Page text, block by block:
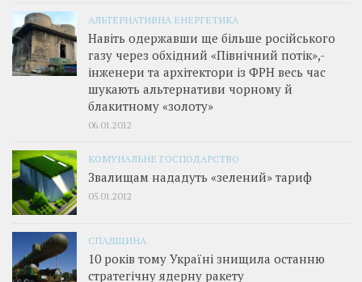
АЛЬТЕРНАТИВНА ЕНЕРГЕТИКА
Навіть одержавши ще більше російського
газу через обхідний «Північний потік»,­
інженери та архітектори із ФРН весь час
шукають альтернативи чорному й
блакитному «золоту»
06.01.2012
КОМУНАЛЬНЕ ГОСПОДАРСТВО
Звалищам нададуть «зелений» тариф
05.01.2012
СПАДЩИНА
10 років тому Україні знищила останню
стратегічну ядерну ракету